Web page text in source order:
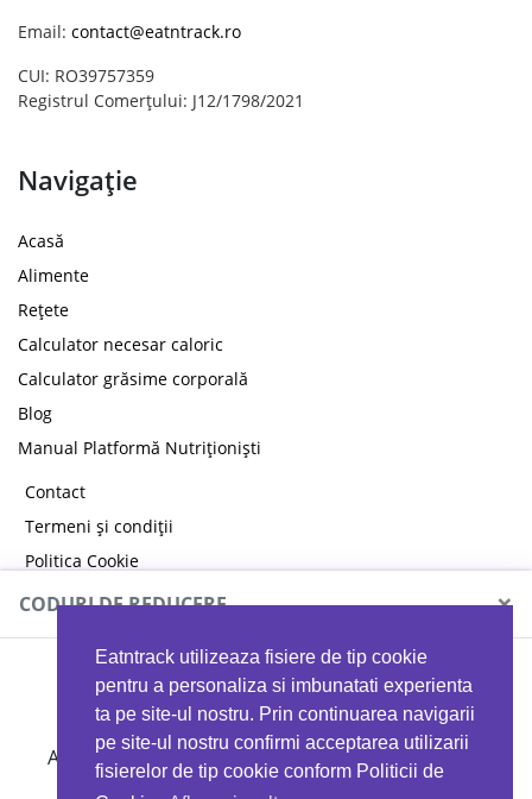
Eatntrack utilizeaza fisiere de tip cookie
pentru a personaliza si imbunatati experienta
ta pe site-ul nostru. Prin continuarea navigarii
pe site-ul nostru confirmi acceptarea utilizarii
fisierelor de tip cookie conform Politicii de
Email: contact@eatntrack.ro
CUI: RO39757359
Registrul Comerțului: J12/1798/2021
Navigație
Acasă
Alimente
Rețete
Calculator necesar caloric
Calculator grăsime corporală
Blog
Manual Platformă Nutriționiști
Contact
Termeni și condiții
Politica Cookie
Politica de confidențialitate
CODURI DE REDUCERE ×
MYPROTEIN
Ai 40%reducere la orice comandă folosind codul
EATTRACK